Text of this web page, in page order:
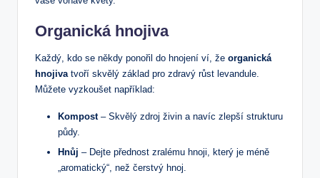
Organická hnojiva
Každý, kdo se někdy ponořil do hnojení ví, že organická
hnojivatvoří skvělý základ pro zdravý růst levandule.
Můžete vyzkoušet například:
Kompost– Skvělý zdroj živin a navíc zlepší strukturu
půdy.
Hnůj – Dejte přednost zralému hnoji, který je méně
„aromatický“, než čerstvý hnoj.